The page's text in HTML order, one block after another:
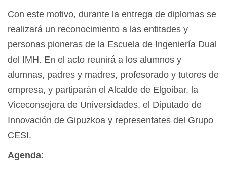
Con este motivo, durante la entrega de diplomas se
realizará un reconocimiento a las entitades y
personas pioneras de la Escuela de Ingeniería Dual
del IMH. En el acto reunirá a los alumnos y
alumnas, padres y madres, profesorado y tutores de
empresa, y partiparán el Alcalde de Elgoibar, la
Viceconsejera de Universidades, el Diputado de
Innovación de Gipuzkoa y representates del Grupo
CESI.
Agenda: